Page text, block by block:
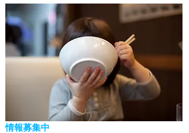
情報募集中